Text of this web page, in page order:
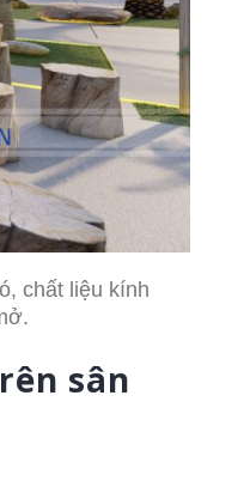
chất liệu kính
sân